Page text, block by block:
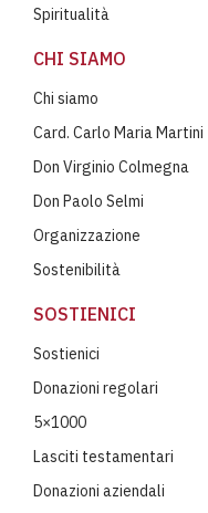
Spiritualità
CHI SIAMO
Chi siamo
Card. Carlo Maria Martini
Don Virginio Colmegna
Don Paolo Selmi
Organizzazione
Sostenibilità
SOSTIENICI
Sostienici
Donazioni regolari
5×1000
Lasciti testamentari
Donazioni aziendali